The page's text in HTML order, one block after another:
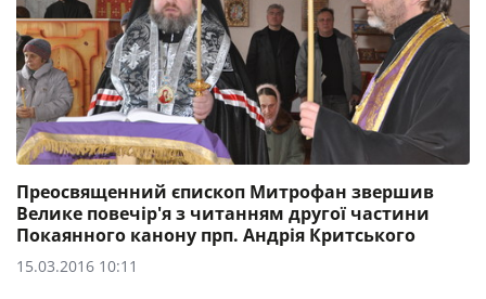
Преосвященний єпископ Митрофан звершив
Велике повечір'я з читанням другої частини
Покаянного канону прп. Андрія Критського
15.03.2016 10:11